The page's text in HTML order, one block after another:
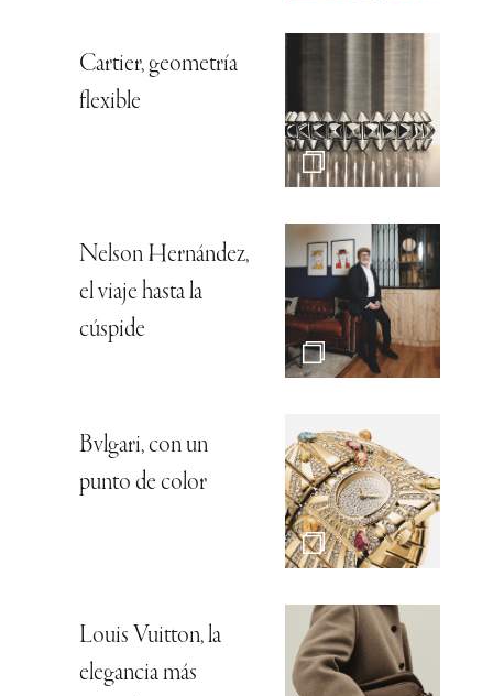
Cartier, geometría
flexible
Nelson Hernández,
el viaje hasta la
cúspide
Bvlgari, con un
punto de color
Louis Vuitton, la
elegancia más